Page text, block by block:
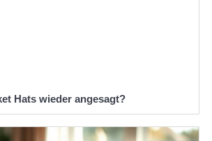
Hats wieder angesagt?